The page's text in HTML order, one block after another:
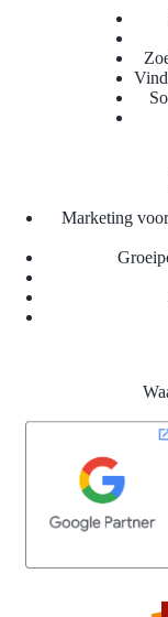
Marketing